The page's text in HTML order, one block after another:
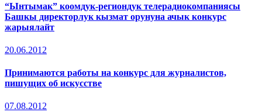
“Ынтымак” коомдук-региондук телерадиокомпаниясы
Башкы директорлук кызмат орунуна ачык конкурс
жарыялайт
20.06.2012
Принимаются работы на конкурс для журналистов,
пишущих об искусстве
07.08.2012